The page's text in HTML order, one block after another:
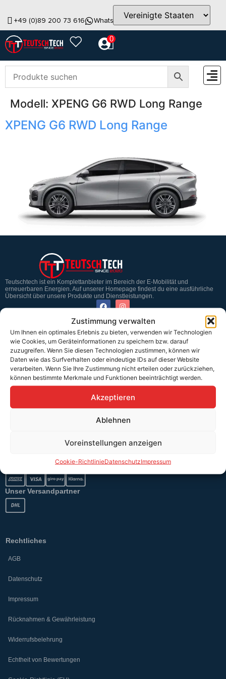
Zustimmung verwalten
Um Ihnen ein optimales Erlebnis zu bieten, verwenden wir Technologien
wie Cookies, um Geräteinformationen zu speichern bzw. darauf
zuzugreifen. Wenn Sie diesen Technologien zustimmen, können wir
Daten wie das Surfverhalten oder eindeutige IDs auf dieser Website
verarbeiten. Wenn Sie Ihre Zustimmung nicht erteilen oder zurückziehen,
können bestimmte Merkmale und Funktionen beeinträchtigt werden.
Akzeptieren
Ablehnen
Voreinstellungen anzeigen
Cookie-RichtlinieDatenschutzImpressum
+49 (0)89 200 73 616 WhatsApp info@teutschtech.com
0
Modell: XPENG G6 RWD Long Range
XPENG G6 RWD Long Range
Teutschtech ist ein Komplettanbieter im Bereich der E-Mobilität und
erneuerbaren Energien. Auf unserer Homepage findest du eine ausführliche
Übersicht über unsere Produkte und Dienstleistungen.
Service & Hilfe
Widerrufsbelehrung
Rücknahmen & Gewährleistung
Unser Versandpartner
Rechtliches
AGB
Datenschutz
Impressum
Rücknahmen & Gewährleistung
Widerrufsbelehrung
Echtheit von Bewertungen